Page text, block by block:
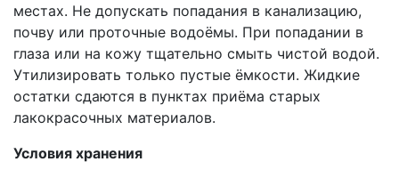
местах. Не допускать попадания в канализацию,
почву или проточные водоёмы. При попадании в
глаза или на кожу тщательно смыть чистой водой.
Утилизировать только пустые ёмкости. Жидкие
остатки сдаются в пунктах приёма старых
лакокрасочных материалов.
Условия хранения